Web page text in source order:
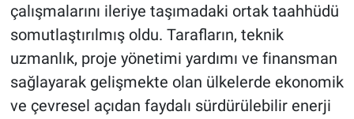
çalışmalarını ileriye taşımadaki ortak taahhüdü
somutlaştırılmış oldu. Tarafların, teknik
uzmanlık, proje yönetimi yardımı ve finansman
sağlayarak gelişmekte olan ülkelerde ekonomik
ve çevresel açıdan faydalı sürdürülebilir enerji